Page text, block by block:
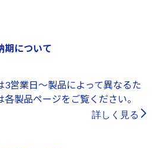
期について
3営業日～製品によって異なるた
製品ページをご覧ください。
詳しく見る